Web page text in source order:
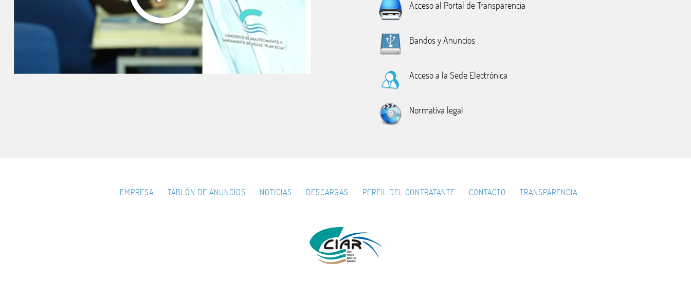
Acceso al Portal de Transparencia
Bandos y Anuncios
Acceso a la Sede Electrónica
Normativa legal
EMPRESA TABLÓN DE ANUNCIOS NOTICIAS DESCARGAS PERFIL DEL CONTRATANTE CONTACTO TRANSPARENCIA